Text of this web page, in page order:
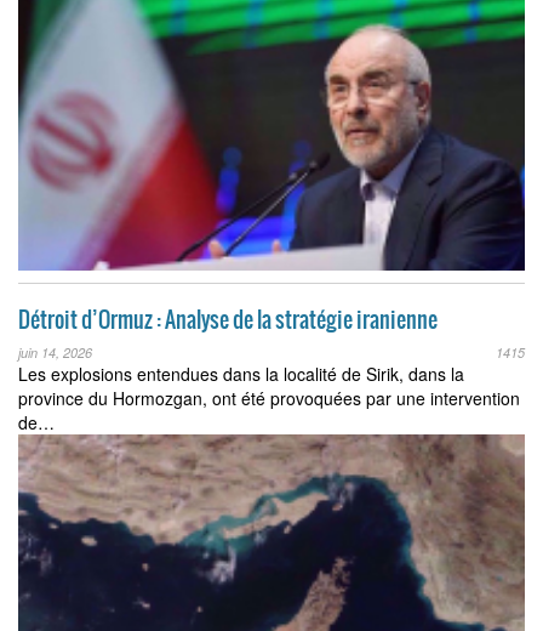
Détroit d’Ormuz : Analyse de la stratégie iranienne
juin 14, 2026 1415
Les explosions entendues dans la localité de Sirik, dans la
province du Hormozgan, ont été provoquées par une intervention
de…